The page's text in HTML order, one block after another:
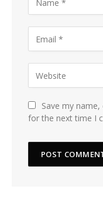
Save my
for the next time I